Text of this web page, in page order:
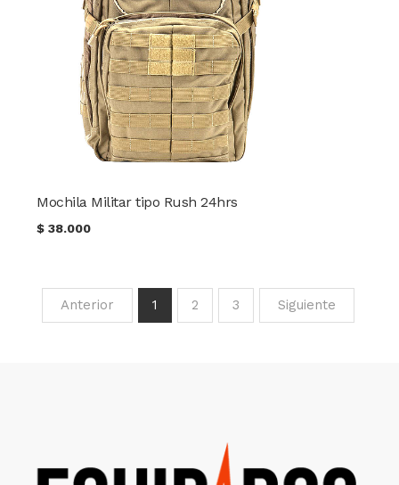
Mochila Militar tipo Rush 24hrs
$38.000
Anterior 1 2 3 Siguiente